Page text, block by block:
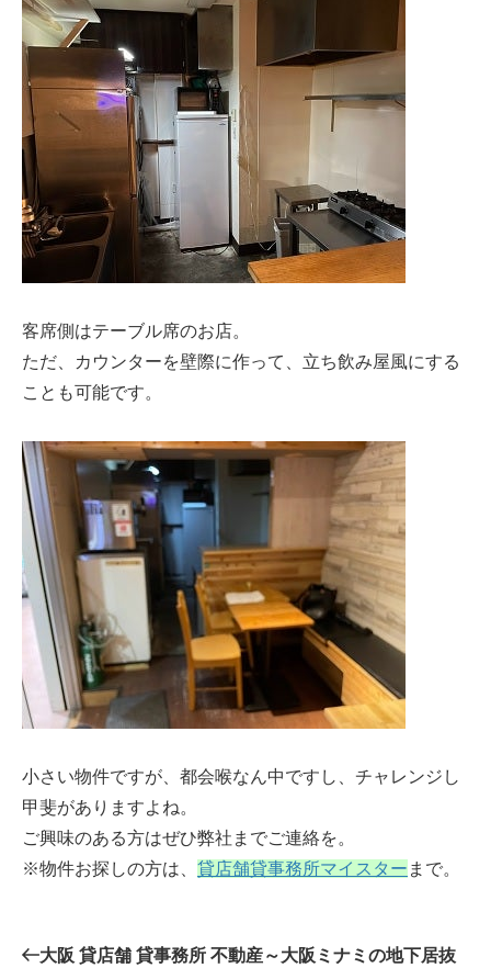
客席側はテーブル席のお店。
ただ、カウンターを壁際に作って、立ち飲み屋風にする
ことも可能です。
小さい物件ですが、都会喉なん中ですし、チャレンジし
甲斐がありますよね。
ご興味のある方はぜひ弊社までご連絡を。
※物件お探しの方は、 貸店舗貸事務所マイスター まで。
大阪 貸店舗 貸事務所 不動産～大阪ミナミの地下居抜